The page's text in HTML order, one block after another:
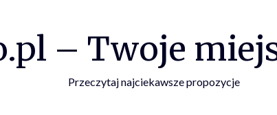
– Twoje
Przeczytaj najciekawsze propozycje